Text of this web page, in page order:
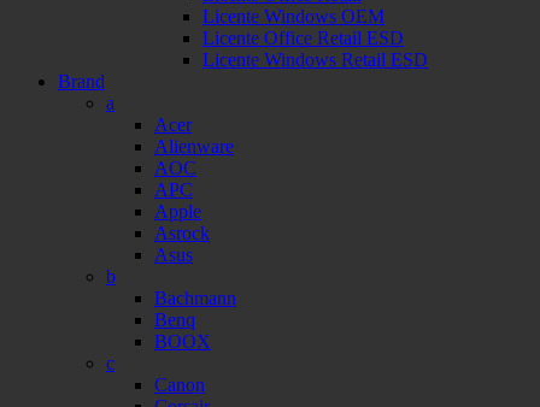
Licente Windows OEM
Licente Office Retail ESD
Licente Windows Retail ESD
Brand
a
Acer
Alienware
AOC
APC
Apple
Asrock
Asus
b
Bachmann
Benq
BOOX
c
Canon